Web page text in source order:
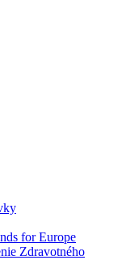
for Europe
Zdravotného